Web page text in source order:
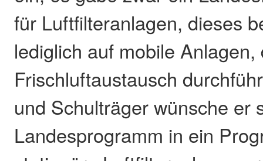
für Luftfilteranlagen, dieses
lediglich auf mobile Anlagen,
Frischluftaustausch
und Schulträger wünsche er
Landesprogramm in ein